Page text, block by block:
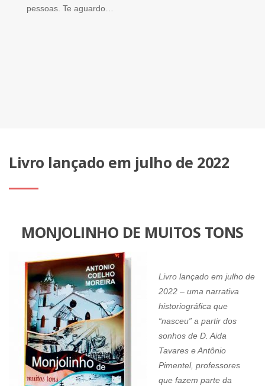
pessoas. Te aguardo…
Livro lançado em julho de 2022
MONJOLINHO DE MUITOS TONS
Livro lançado em julho de
2022 – uma narrativa
historiográfica que
“nasceu” a partir dos
sonhos de D. Aida
Tavares e Antônio
Pimentel, professores
que fazem parte da